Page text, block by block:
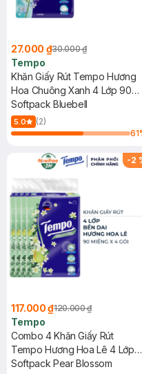
27.000 ₫30.000 ₫
Tempo
Khăn Giấy Rút Tempo Hương
Hoa Chuông Xanh 4 Lớp 90
Miếng/Gói
Softpack Bluebell
5.0
(2)
61
-2
117.000 ₫120.000 ₫
Tempo
Combo 4 Khăn Giấy Rút
Tempo Hương Hoa Lê 4 Lớp
90 Miếng/Gói
Softpack Pear Blossom